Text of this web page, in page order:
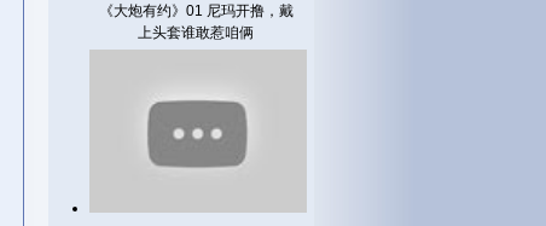
《大炮有约》01 尼玛开撸，戴
上头套谁敢惹咱俩